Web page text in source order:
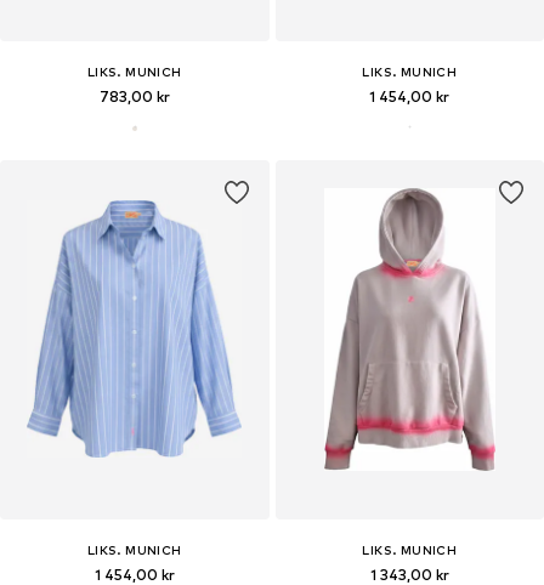
LIKS. MUNICH
783,00 kr
LIKS. MUNICH
1 454,00 kr
LIKS. MUNICH
1 454,00 kr
LIKS. MUNICH
1 343,00 kr